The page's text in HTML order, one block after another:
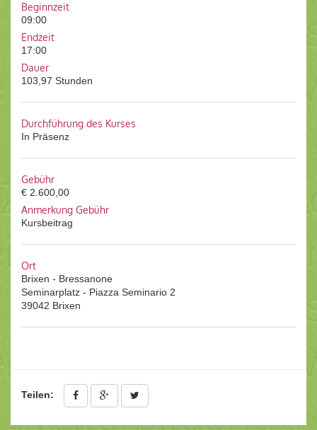
Beginnzeit
09:00
Endzeit
17:00
Dauer
103,97 Stunden
Durchführung des Kurses
In Präsenz
Gebühr
€ 2.600,00
Anmerkung Gebühr
Kursbeitrag
Ort
Brixen - Bressanone
Seminarplatz - Piazza Seminario 2
39042 Brixen
Teilen: